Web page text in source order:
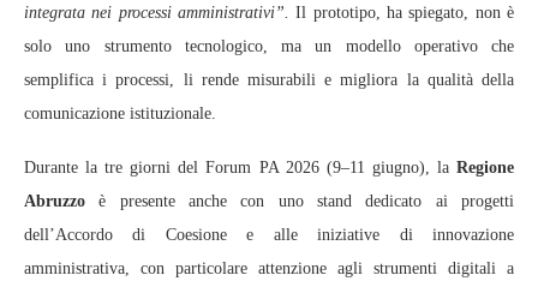
integrata nei processi amministrativi”. Il prototipo, ha spiegato, non è
solo uno strumento tecnologico, ma un modello operativo che
semplifica i processi, li rende misurabili e migliora la qualità della
comunicazione istituzionale.
Durante la tre giorni del Forum PA 2026 (9–11 giugno), la Regione
Abruzzo è presente anche con uno stand dedicato ai progetti
dell’Accordo di Coesione e alle iniziative di innovazione
amministrativa, con particolare attenzione agli strumenti digitali a